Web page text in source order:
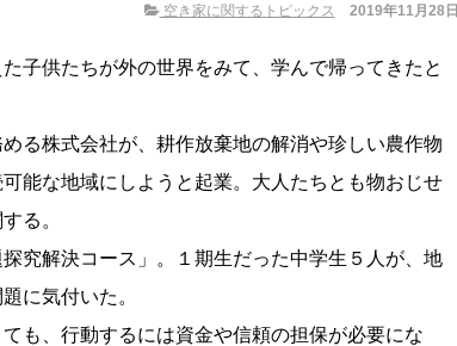
空き家に関するトピックス 2019年11月28日
子供たちが外の世界をみて、学んで帰ってきたと
る株式会社が、耕作放棄地の解消や珍しい農作物
能な地域にしようと起業。大人たちとも物おじせ
る。
究解決コース」。１期生だった中学生５人が、地
に気付いた。
も、行動するには資金や信頼の担保が必要にな